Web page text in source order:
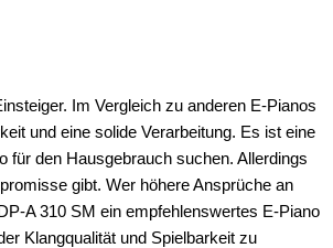
Im Vergleich zu anderen E-Pianos
und eine solide Verarbeitung. Es ist eine
für den Hausgebrauch suchen. Allerdings
gibt. Wer höhere Ansprüche an
A 310 SM ein empfehlenswertes E-Piano
Klangqualität und Spielbarkeit zu